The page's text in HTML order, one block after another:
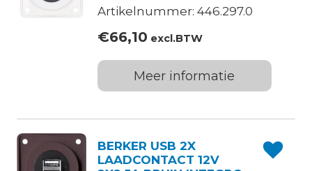
Artikelnummer: 446.297.0
€66,10 excl.BTW
Meer informatie
BERKER USB 2X
LAADCONTACT 12V